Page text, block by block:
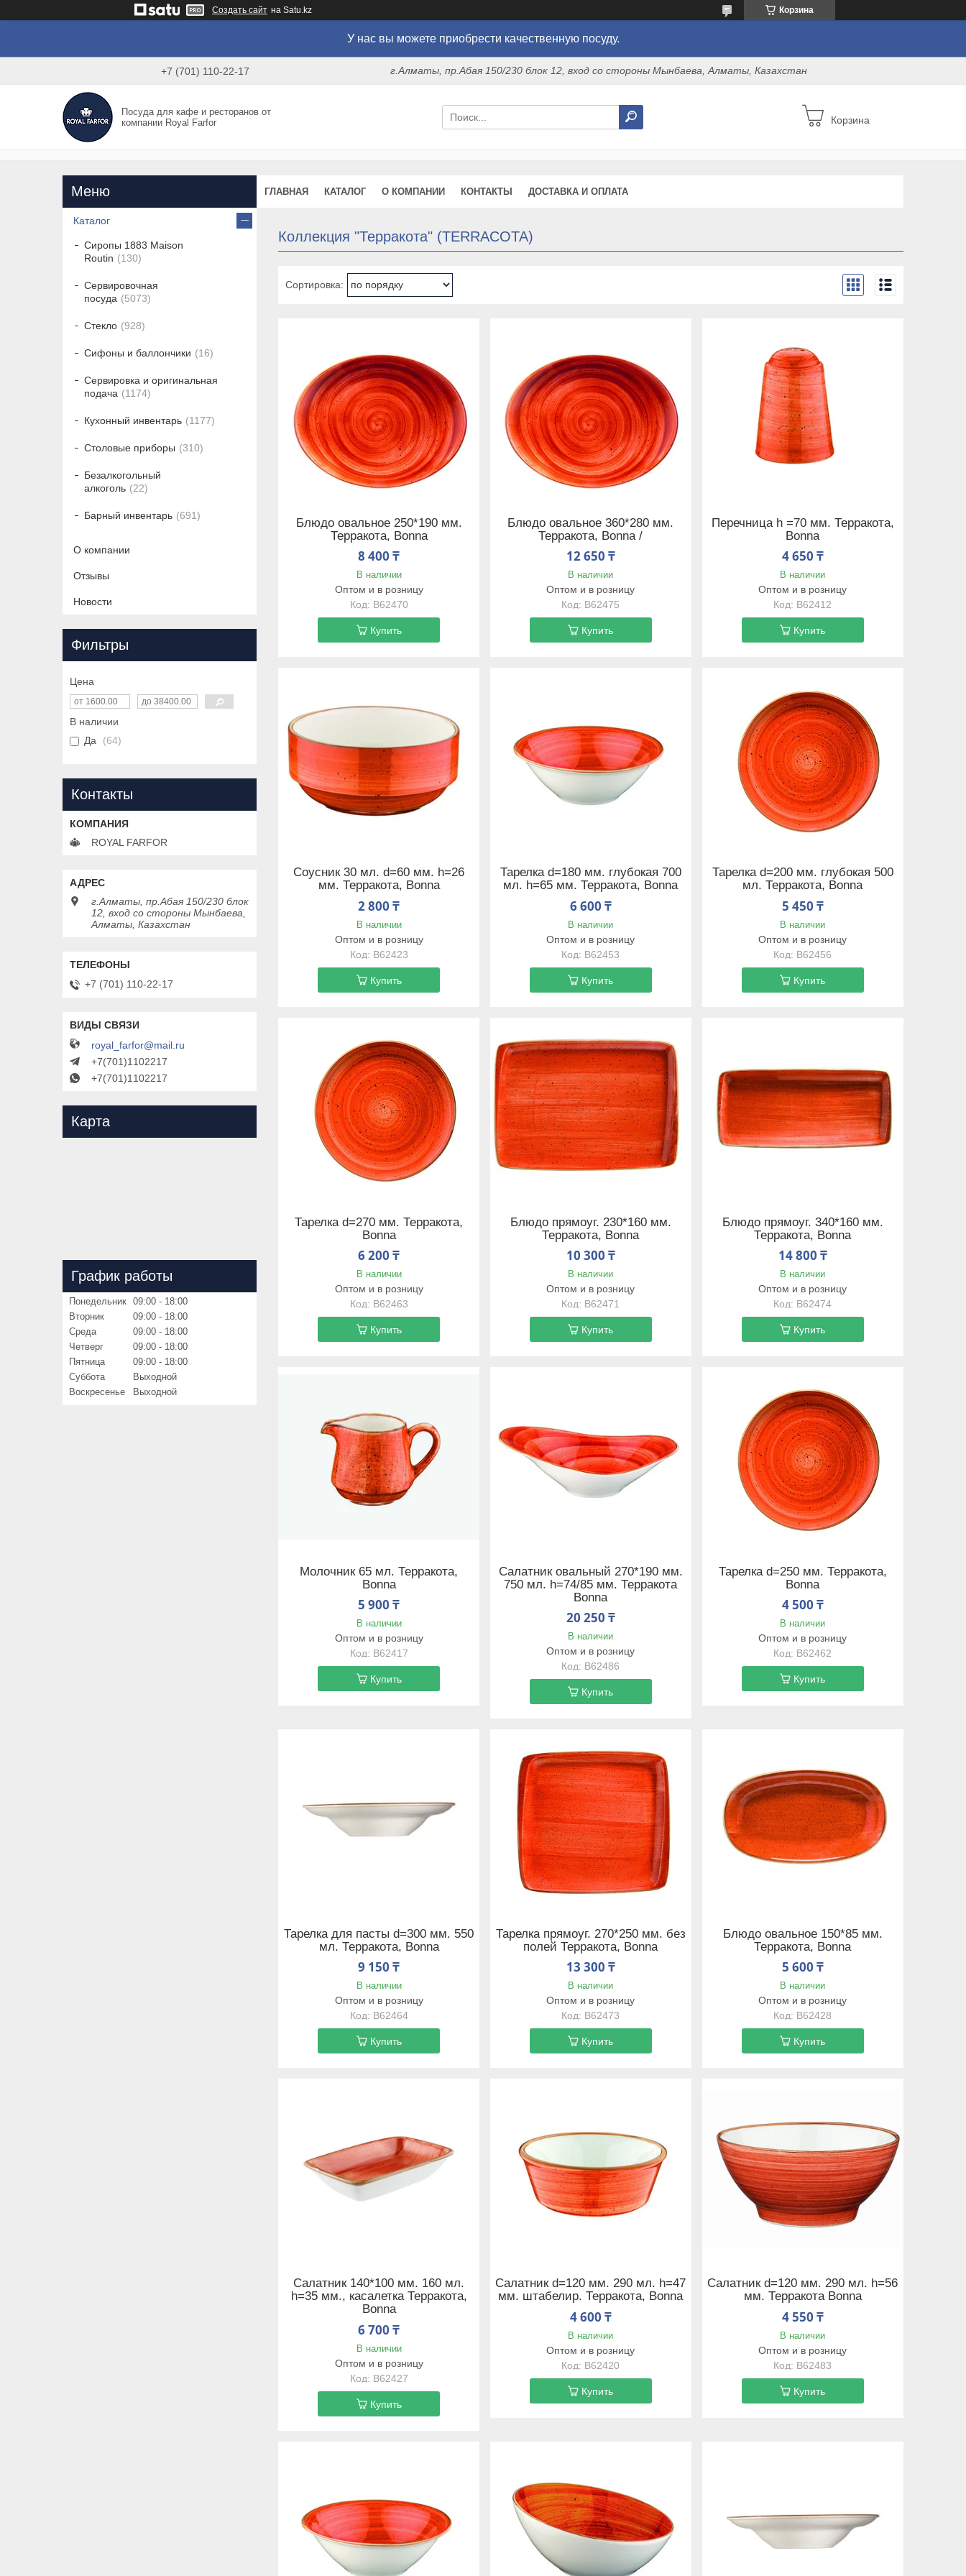
Создать сайт на Satu.kz Корзина
У нас вы можете приобрести качественную посуду.
+7 (701) 110-22-17 г.Алматы, пр.Абая 150/230 блок 12, вход со стороны Мынбаева, Алматы, Казахстан
Посуда для кафе и ресторанов от
компании Royal Farfor
Корзина
ГЛАВНАЯ КАТАЛОГ О КОМПАНИИ КОНТАКТЫ ДОСТАВКА И ОПЛАТА
Коллекция "Терракота" (TERRACOTA)
Блюдо овальное 250*190 мм.
Терракота, Bonna
8 400 ₸
В наличии
Оптом и в розницу
B62470
Купить
Блюдо овальное 360*280 мм.
Терракота, Bonna /
12 650 ₸
В наличии
Оптом и в розницу
B62475
Купить
Перечница h =70 мм. Терракота,
Bonna
4 650 ₸
В наличии
Оптом и в розницу
B62412
Купить
Соусник 30 мл. d=60 мм. h=26
мм. Терракота, Bonna
2 800 ₸
В наличии
Оптом и в розницу
B62423
Купить
Тарелка d=180 мм. глубокая 700
мл. h=65 мм. Терракота, Bonna
6 600 ₸
В наличии
Оптом и в розницу
B62453
Купить
Тарелка d=200 мм. глубокая 500
мл. Терракота, Bonna
5 450 ₸
В наличии
Оптом и в розницу
B62456
Купить
Тарелка d=270 мм. Терракота,
Bonna
6 200 ₸
В наличии
Оптом и в розницу
B62463
Купить
Блюдо прямоуг. 230*160 мм.
Терракота, Bonna
10 300 ₸
В наличии
Оптом и в розницу
B62471
Купить
Блюдо прямоуг. 340*160 мм.
Терракота, Bonna
14 800 ₸
В наличии
Оптом и в розницу
B62474
Купить
Молочник 65 мл. Терракота,
Bonna
5 900 ₸
В наличии
Оптом и в розницу
B62417
Купить
Салатник овальный 270*190 мм.
750 мл. h=74/85 мм. Терракота
Bonna
20 250 ₸
В наличии
Оптом и в розницу
B62486
Купить
Тарелка d=250 мм. Терракота,
Bonna
4 500 ₸
В наличии
Оптом и в розницу
B62462
Купить
Тарелка для пасты d=300 мм. 550
мл. Терракота, Bonna
9 150 ₸
В наличии
Оптом и в розницу
B62464
Купить
Тарелка прямоуг. 270*250 мм. без
полей Терракота, Bonna
13 300 ₸
В наличии
Оптом и в розницу
B62473
Купить
Блюдо овальное 150*85 мм.
Терракота, Bonna
5 600 ₸
В наличии
Оптом и в розницу
B62428
Купить
Салатник 140*100 мм. 160 мл.
h=35 мм., касалетка Терракота,
Bonna
6 700 ₸
В наличии
Оптом и в розницу
B62427
Купить
Салатник d=120 мм. 290 мл. h=47
мм. штабелир. Терракота, Bonna
4 600 ₸
В наличии
Оптом и в розницу
B62420
Купить
Салатник d=120 мм. 290 мл. h=56
мм. Терракота Bonna
4 550 ₸
В наличии
Оптом и в розницу
B62483
Купить
Каталог
Сиропы 1883 Maison
Routin
130
Сервировочная
посуда
5073
Стекло 928
Сифоны и баллончики 16
Сервировка и оригинальная
подача
1174
Кухонный инвентарь 1177
Столовые приборы 310
Безалкогольный
алкоголь
22
Барный инвентарь 691
О компании
Отзывы
Новости
Фильтры
Цена
В наличии
Да
64
Контакты
ROYAL FARFOR
г.Алматы, пр.Абая 150/230 блок
12, вход со стороны Мынбаева,
Алматы, Казахстан
+7 (701) 110-22-17
royal_farfor@mail.ru
+7(701)1102217
+7(701)1102217
Карта
График работы
Понедельник 09:00
18:00
Вторник
09:00
18:00
Среда
09:00
18:00
Четверг
09:00
18:00
Пятница
09:00
18:00
Суббота
Выходной
Воскресенье
Выходной